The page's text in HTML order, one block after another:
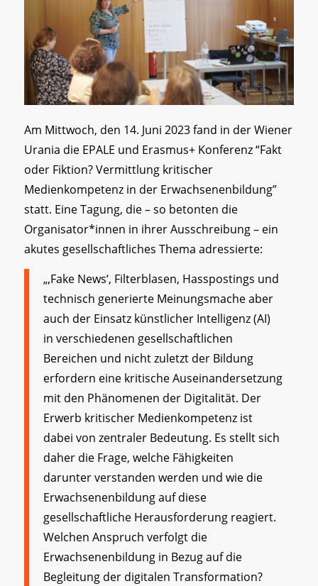
Am Mittwoch, den 14. Juni 2023 fand in der Wiener
Urania die EPALE und Erasmus+ Konferenz “Fakt
oder Fiktion? Vermittlung kritischer
Medienkompetenz in der Erwachsenenbildung”
statt. Eine Tagung, die – so betonten die
Organisator*innen in ihrer Ausschreibung – ein
akutes gesellschaftliches Thema adressierte:
„‚Fake News‘, Filterblasen, Hasspostings und
technisch generierte Meinungsmache aber
auch der Einsatz künstlicher Intelligenz (AI)
in verschiedenen gesellschaftlichen
Bereichen und nicht zuletzt der Bildung
erfordern eine kritische Auseinandersetzung
mit den Phänomenen der Digitalität. Der
Erwerb kritischer Medienkompetenz ist
dabei von zentraler Bedeutung. Es stellt sich
daher die Frage, welche Fähigkeiten
darunter verstanden werden und wie die
Erwachsenenbildung auf diese
gesellschaftliche Herausforderung reagiert.
Welchen Anspruch verfolgt die
Erwachsenenbildung in Bezug auf die
Begleitung der digitalen Transformation?